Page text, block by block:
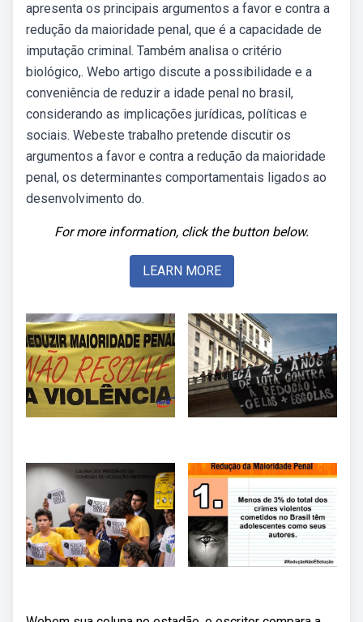
apresenta os principais argumentos a favor e contra a
redução da maioridade penal, que é a capacidade de
imputação criminal. Também analisa o critério
biológico,. Webo artigo discute a possibilidade e a
conveniência de reduzir a idade penal no brasil,
considerando as implicações jurídicas, políticas e
sociais. Webeste trabalho pretende discutir os
argumentos a favor e contra a redução da maioridade
penal, os determinantes comportamentais ligados ao
desenvolvimento do.
For more information, click the button below.
LEARN MORE